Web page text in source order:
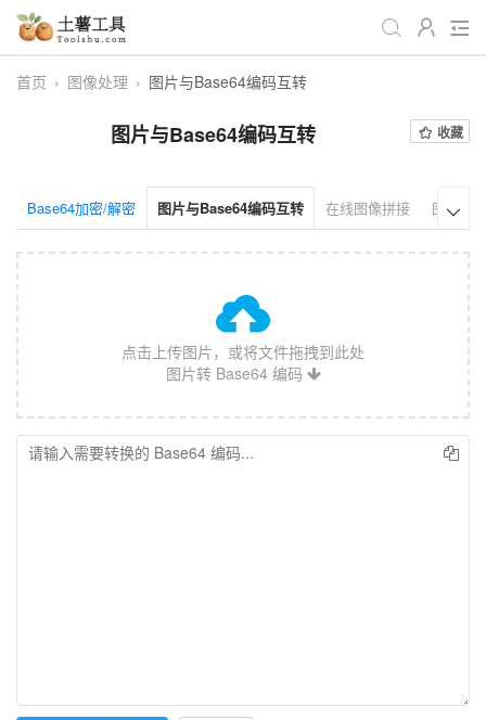
视频处理
编程开发
首页 › 图像处理 › 图片与Base64编码互转
图片与Base64编码互转 收藏
Base64加密/解密 图片与Base64编码互转 在线图像拼接 图片格

点击上传图片，或将文件拖拽到此处
图片转 Base64 编码